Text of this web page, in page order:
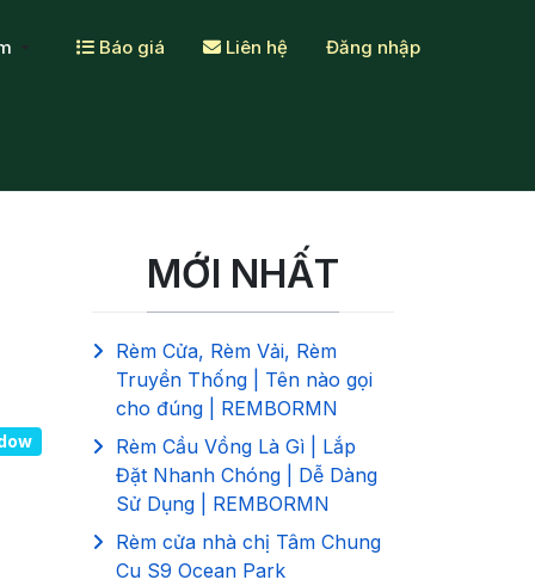
Báo giá Liên hệ Đăng nhập
MỚI NHẤT
Rèm Cửa, Rèm Vải, Rèm
Truyền Thống | Tên nào gọi
cho đúng | REMBORMN
Rèm Cầu Vồng Là Gì | Lắp
Đặt Nhanh Chóng | Dễ Dàng
Sử Dụng | REMBORMN
Rèm cửa nhà chị Tâm Chung
Cu S9 Ocean Park